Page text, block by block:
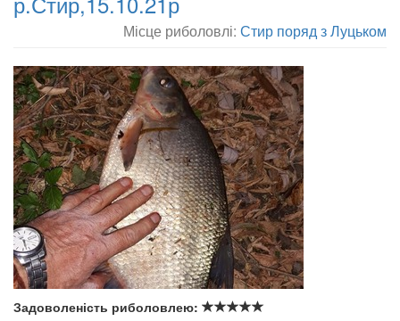
Місце риболовлі: Стир поряд з Луцьком
Задоволеність риболовлею: